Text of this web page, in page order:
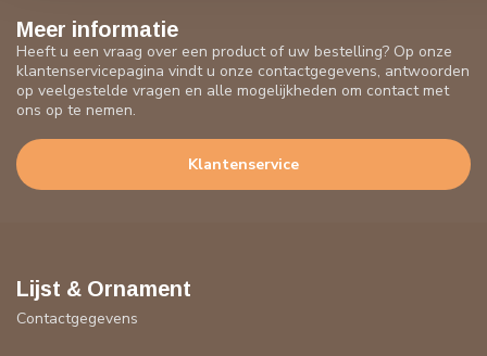
Meer informatie
Heeft u een vraag over een product of uw bestelling? Op onze
klantenservicepagina vindt u onze contactgegevens, antwoorden
op veelgestelde vragen en alle mogelijkheden om contact met
ons op te nemen.
Klantenservice
Lijst & Ornament
Contactgegevens